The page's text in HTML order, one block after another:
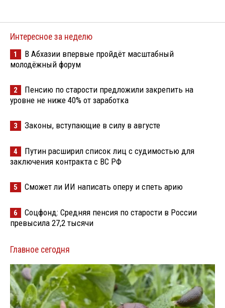
Интересное за неделю
1
В Абхазии впервые пройдёт масштабный
молодёжный форум
2
Пенсию по старости предложили закрепить на
уровне не ниже 40% от заработка
3 Законы, вступающие в силу в августе
4
Путин расширил список лиц с судимостью для
заключения контракта с ВС РФ
5 Сможет ли ИИ написать оперу и спеть арию
6
Соцфонд: Средняя пенсия по старости в России
превысила 27,2 тысячи
Главное сегодня